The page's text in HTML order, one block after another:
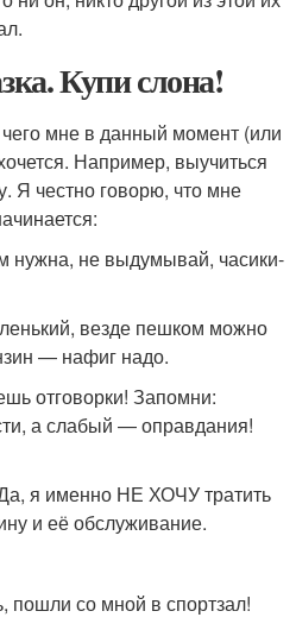
Купи слона!
чего мне в данный момент (или
Например, выучиться
Я честно говорю, что мне
нужна, не выдумывай, часики-
везде пешком можно
— нафиг надо.
отговорки! Запомни:
а слабый — оправдания!
я именно НЕ ХОЧУ тратить
и её обслуживание.
пошли со мной в спортзал!